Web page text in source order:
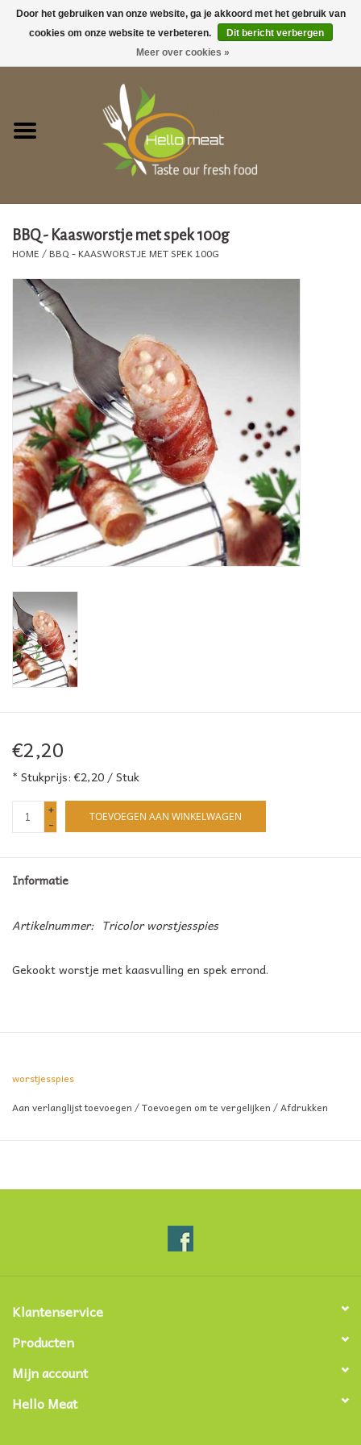
0 Artikelen - €0,00
GEZELLIG TAFELEN !
Vegetarische producten
Vers vlees
Bereide gerechten
Informatie ivm afhaling
Betalen kan via Payconiq
Lokale partners
CONTACT
BBQ - Kaasworstje met spek 100g
HOME /BBQ - KAASWORSTJE MET SPEK 100G
€2,20
* Stukprijs: €2,20 / Stuk
+
-
TOEVOEGEN AAN WINKELWAGEN
Informatie
Artikelnummer: Tricolor worstjesspies
Gekookt worstje met kaasvulling en spek errond.
worstjesspies
Aan verlanglijst toevoegen /Toevoegen om te vergelijken /Afdrukken
Klantenservice
Producten
Mijn account
Hello Meat
Door het gebruiken van onze website, ga je akkoord met het gebruik van
cookies om onze website te verbeteren.
Dit bericht verbergen
Meer over cookies »